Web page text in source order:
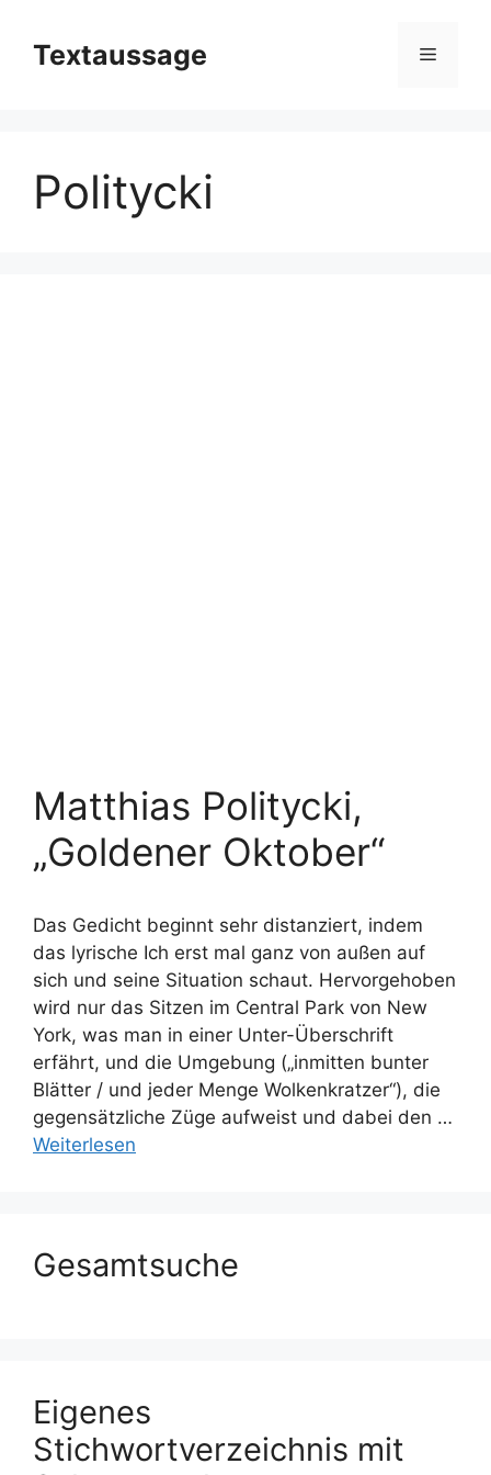
Inhalt
springen
Textaussage Menü
Politycki
Matthias Politycki,
„Goldener Oktober“
Das Gedicht beginnt sehr distanziert, indem
das lyrische Ich erst mal ganz von außen auf
sich und seine Situation schaut. Hervorgehoben
wird nur das Sitzen im Central Park von New
York, was man in einer Unter-Überschrift
erfährt, und die Umgebung („inmitten bunter
Blätter / und jeder Menge Wolkenkratzer“), die
gegensätzliche Züge aufweist und dabei den …
Weiterlesen
Gesamtsuche
Eigenes
Stichwortverzeichnis mit